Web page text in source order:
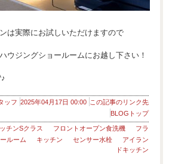
は実際にお試しいただけますので
ウジングショールームにお越し下さい！
ッフ 2025年04月17日 00:00 この記事のリンク先
BLOGトップ
チンSクラス フロントオープン食洗機
フラ
ルーム キッチン センサー水栓
アイラン
ドキッチン